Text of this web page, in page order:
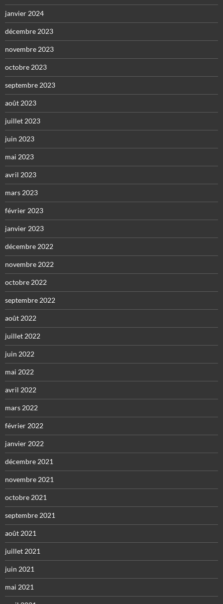
janvier 2024
décembre 2023
novembre 2023
octobre 2023
septembre 2023
août 2023
juillet 2023
juin 2023
mai 2023
avril 2023
mars 2023
février 2023
janvier 2023
décembre 2022
novembre 2022
octobre 2022
septembre 2022
août 2022
juillet 2022
juin 2022
mai 2022
avril 2022
mars 2022
février 2022
janvier 2022
décembre 2021
novembre 2021
octobre 2021
septembre 2021
août 2021
juillet 2021
juin 2021
mai 2021